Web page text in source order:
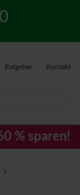
Ratgeber Kontakt
% sparen!
›